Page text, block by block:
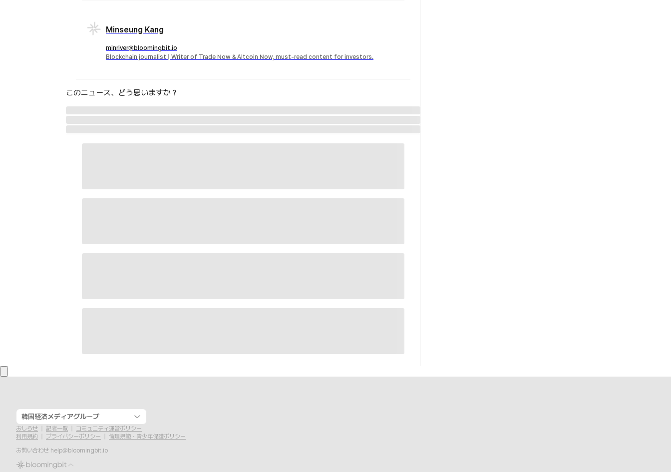
Minseung Kang
minriver@bloomingbit.io
Blockchain journalist | Writer of Trade Now & Altcoin Now, must-read content for investors.
このニュース、どう思いますか？
韓国経済メディアグループ
おしらせ 記者一覧
コミュニティ運営ポリシー
利用規約
プライバシーポリシー
倫理規範・青少年保護ポリシー
お問い合わせ help@bloomingbit.io